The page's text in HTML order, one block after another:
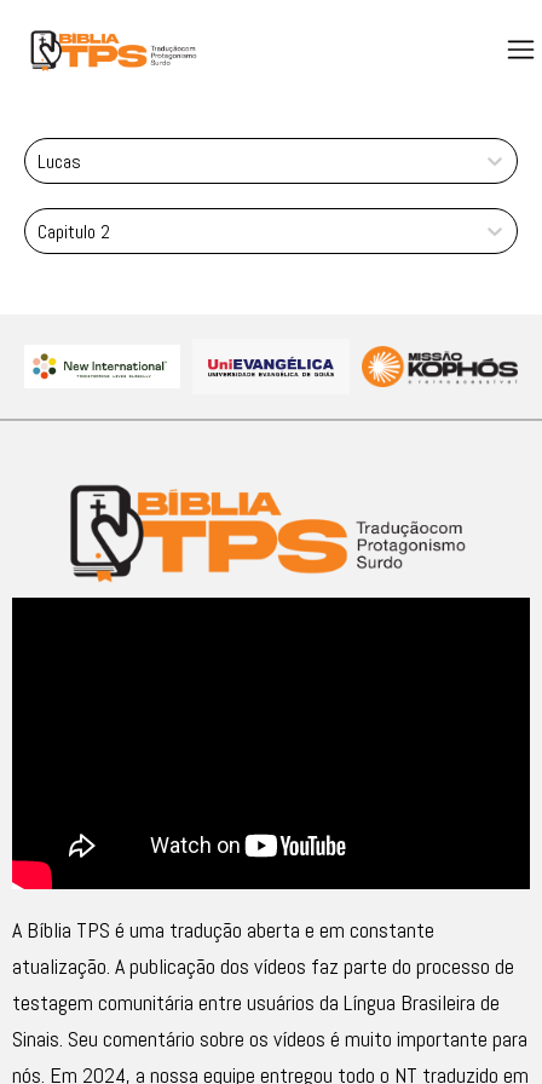
Lucas
Capitulo 2
A Bíblia TPS é uma tradução aberta e em constante
atualização. A publicação dos vídeos faz parte do processo de
testagem comunitária entre usuários da Língua Brasileira de
Sinais. Seu comentário sobre os vídeos é muito importante para
nós. Em 2024, a nossa equipe entregou todo o NT traduzido em